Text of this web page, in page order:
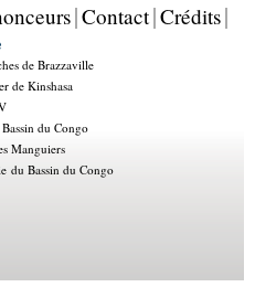
Contact Crédits
de Brazzaville
de Kinshasa
du Congo
Manguiers
du Bassin du Congo